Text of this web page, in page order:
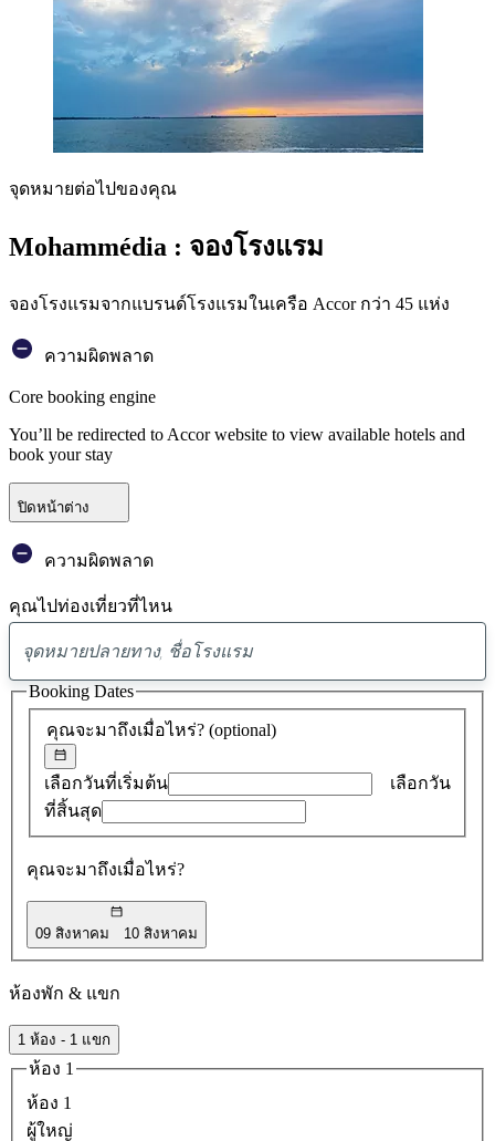
จุดหมายต่อไปของคุณ
Mohammédia : จองโรงแรม
จองโรงแรมจากแบรนด์โรงแรมในเครือ Accor กว่า 45 แห่ง
ความผิดพลาด
Core booking engine
You’ll be redirected to Accor website to view available hotels and
book your stay
ปิดหน้าต่าง
ความผิดพลาด
คุณไปท่องเที่ยวที่ไหน
พบ
ข้อ
เสนอ
0
คุณจะมาถึงเมื่อไหร่? (optional)
เลือกวันที่เริ่มต้น
เลือกวัน
ที่สิ้นสุด
คุณจะมาถึงเมื่อไหร่?
09 สิงหาคม 10 สิงหาคม
Booking Dates
ห้องพัก & แขก
1 ห้อง - 1 แขก
ห้อง 1
ห้อง 1
ผู้ใหญ่